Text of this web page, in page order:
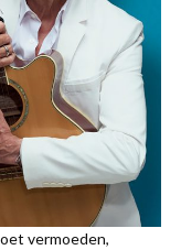
vermoeden,